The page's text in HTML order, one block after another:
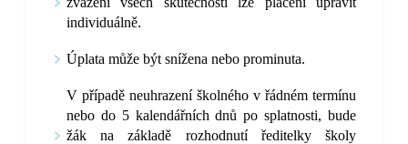
individuálně.
Úplata může být snížena nebo prominuta.
V případě neuhrazení školného v řádném termínu
nebo do 5 kalendářních dnů po splatnosti, bude
žák na základě rozhodnutí ředitelky školy